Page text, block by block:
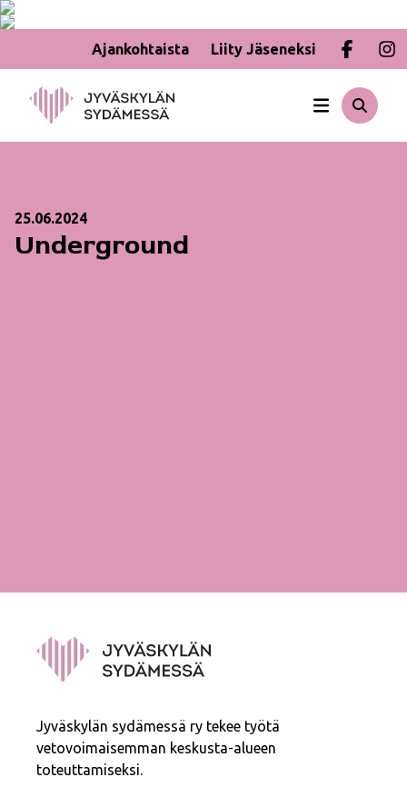
Ajankohtaista
Liity Jäseneksi
sisältöön
25.06.2024
Underground
Jyväskylän sydämessä ry tekee työtä
vetovoimaisemman keskusta-alueen
toteuttamiseksi.